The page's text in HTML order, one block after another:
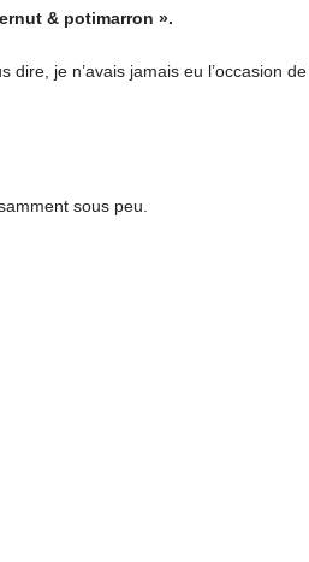
& potimarron ».
je n’avais jamais eu l’occasion
sous peu.